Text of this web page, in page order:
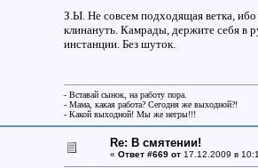
З.Ы. Не совсем подходящая ветка,
клинануть. Камрады, держите себя в
инстанции. Без шуток.
- Вставай сынок, на работу пора.
- Мама, какая работа? Сегодня же выходной?!
- Какой выходной! Мы же негры!!!
Re: В смятении!
« Ответ #669 от17.12.2009 в